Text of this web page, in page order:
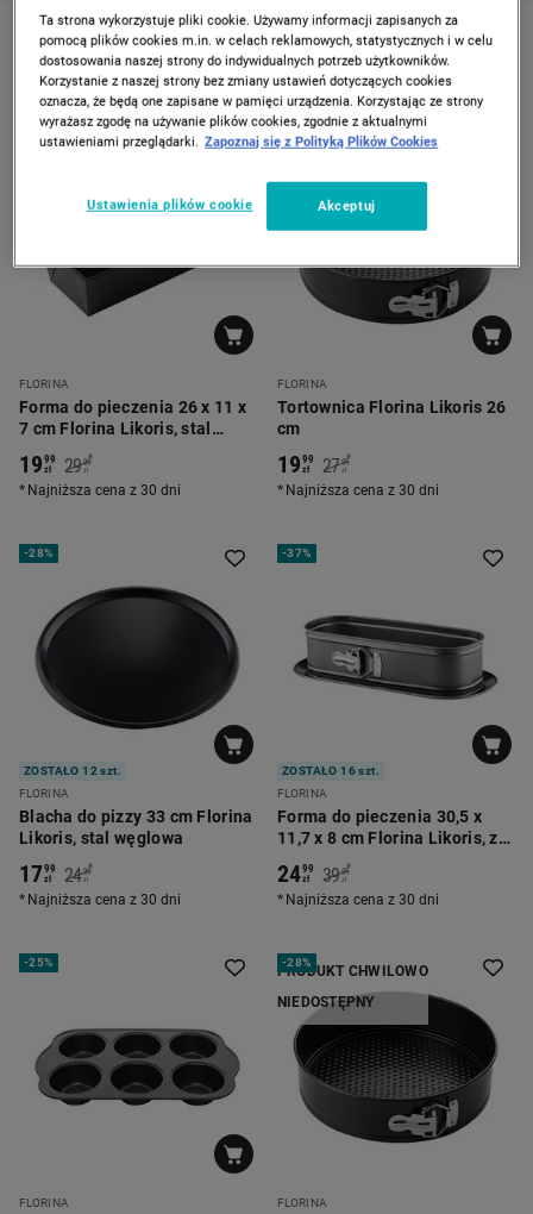
Czarny
33%
FLORINA
Forma do pieczenia 26 x 11 x
7 cm Florina Likoris, stal
1999
zł 29 99
zł
*
Najniższa cena z 30 dni
-28%
FLORINA
Tortownica Florina Likoris 26
cm
1999
zł 27 99
zł
*
Najniższa cena z 30 dni
-28%
ZOSTAŁO 12 szt.
FLORINA
Blacha do pizzy 33 cm Florina
Likoris, stal węglowa
1799
zł 24 99
zł
*
Najniższa cena z 30 dni
-37%
ZOSTAŁO 16 szt.
FLORINA
Forma do pieczenia 30,5 x
11,7 x 8 cm Florina Likoris, z
klamrą i talerzem, stal
węglowa
2499
zł 39 99
zł
*
Najniższa cena z 30 dni
-25%
FLORINA
PRODUKT CHWILOWO
NIEDOSTĘPNY
-28%
FLORINA
Ta strona wykorzystuje pliki cookie. Używamy informacji zapisanych za
pomocą plików cookies m.in. w celach reklamowych, statystycznych i w celu
dostosowania naszej strony do indywidualnych potrzeb użytkowników.
Korzystanie z naszej strony bez zmiany ustawień dotyczących cookies
oznacza, że będą one zapisane w pamięci urządzenia. Korzystając ze strony
wyrażasz zgodę na używanie plików cookies, zgodnie z aktualnymi
ustawieniami przeglądarki. Zapoznaj się z Polityką Plików Cookies
Ustawienia plików cookie Akceptuj